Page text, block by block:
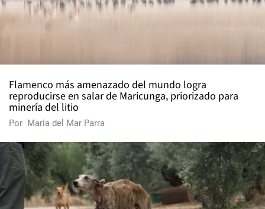
Flamenco más amenazado del mundo logra
reproducirse en salar de Maricunga, priorizado para
minería del litio
Por María del Mar Parra